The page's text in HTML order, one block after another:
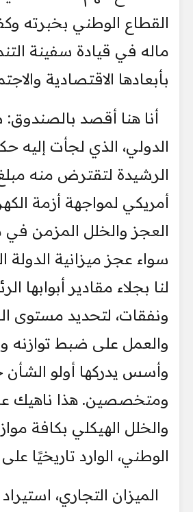
القطاع الوطني بخبرته
ماله في قيادة سفينة
بأبعادها الاقتصادية
أنا هنا أقصد
الدولي، الذي لجأت إليه
الرشيدة لتقترض منه مبلغ
أمريكي لمواجهة أزمة
العجز والخلل المزمن في
سواء عجز ميزانية الدولة
لنا بجلاء مقادير أبوابها
ونفقات، لتحديد مستوى
والعمل على ضبط
وأسس يدركها أولو
ومتخصصين. هذا ناهيك
والخلل الهيكلي بكافة
الوطني، الوارد تاريخيًا
الميزان التجاري،